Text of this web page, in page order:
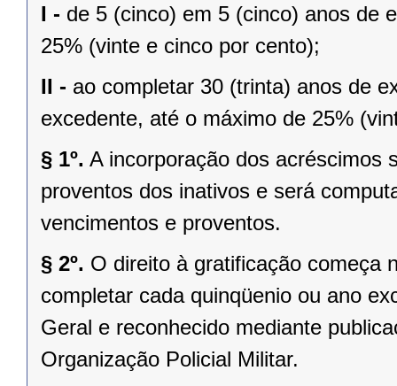
I - de 5 (cinco) em 5 (cinco) anos de
25% (vinte e cinco por cento);
II - ao completar 30 (trinta) anos de
excedente, até o máximo de 25%
§ 1º. A incorporação dos acréscimos
proventos dos inativos e será
vencimentos e proventos.
§ 2º. O direito à gratificação começa
completar cada quinqüenio ou ano
Geral e reconhecido mediante
Organização Policial Militar.